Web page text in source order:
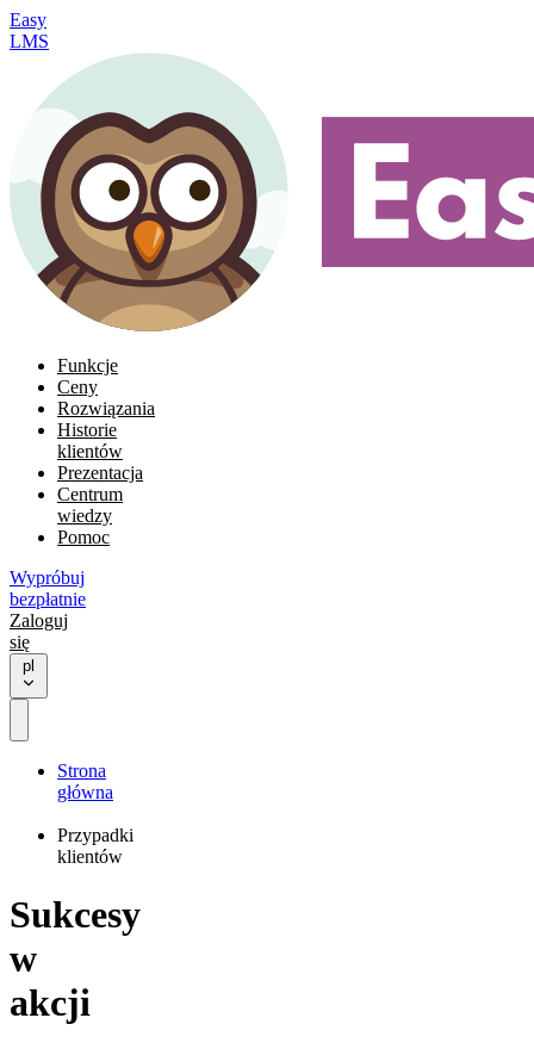
Easy
LMS
Funkcje
Ceny
Rozwiązania
Historie
klientów
Prezentacja
Centrum
wiedzy
Pomoc
Wypróbuj
bezpłatnie
Zaloguj
się
pl
Strona
główna
Przypadki
klientów
Sukcesy
w
akcji